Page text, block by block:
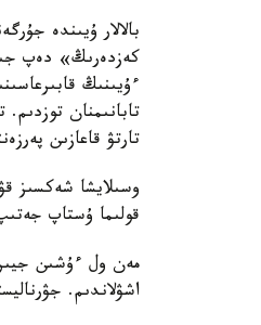
بالالار ۇيىندە
كەزدەرىڭ» دەپ
ءۇيىنىڭ
تابانىمنان
تارتۋ قاعازىن
وسىلايشا شەكسىز
قولىما ۇستاپ
مەن ول ءۇشىن
اشۋلاندىم.